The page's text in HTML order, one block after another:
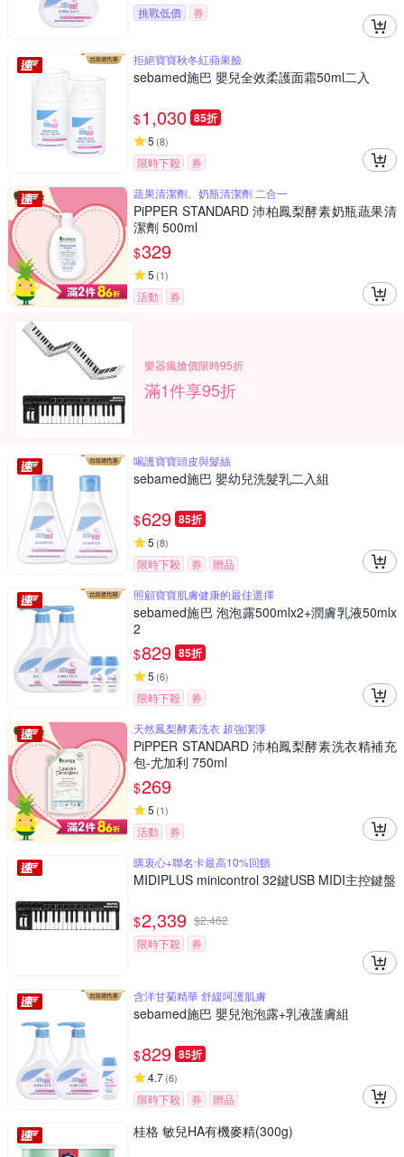
挑戰低價 券
拒絕寶寶秋冬紅蘋果臉
sebamed施巴 嬰兒全效柔護面霜50ml二入
$1,030 85折
5 (8)
限時下殺
券
蔬果清潔劑、奶瓶清潔劑 二合一
PiPPER STANDARD 沛柏鳳梨酵素奶瓶蔬果清
潔劑 500ml
$329
5 (1)
活動 券
樂器瘋搶價限時95折
滿1件享95折
喝護寶寶頭皮與髮絲
sebamed施巴 嬰幼兒洗髮乳二入組
$629 85折
5 (8)
限時下殺 券
贈品
照顧寶寶肌膚健康的最佳選擇
sebamed施巴 泡泡露500mlx2+潤膚乳液50mlx
2
$829 85折
5 (6)
限時下殺
券
天然鳳梨酵素洗衣 超強潔淨
PiPPER STANDARD 沛柏鳳梨酵素洗衣精補充
包-尤加利 750ml
$269
5 (1)
活動
券
購衷心+聯名卡最高10%回饋
MIDIPLUS minicontrol 32鍵USB MIDI主控鍵盤
$2,339 $2,462
限時下殺
券
含洋甘菊精華 舒緩呵護肌膚
sebamed施巴 嬰兒泡泡露+乳液護膚組
$829 85折
4.7(6)
限時下殺 券 贈品
桂格 敏兒HA有機麥精(300g)